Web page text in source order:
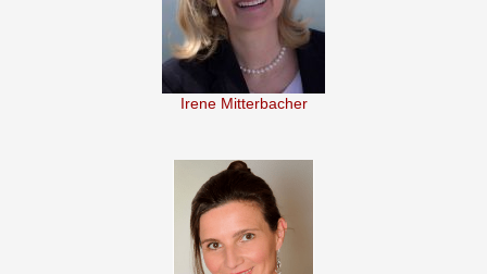
Irene Mitterbacher